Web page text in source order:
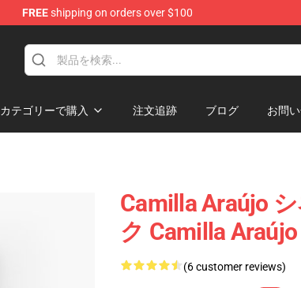
FREEshipping on orders over $100
カテゴリーで購入 注文追跡 ブログ お問
Camilla Araújo
ク Camilla
(6 customer reviews)